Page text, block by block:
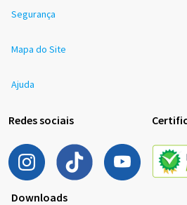
Segurança
Mapa do Site
Ajuda
Redes sociais
Downloads